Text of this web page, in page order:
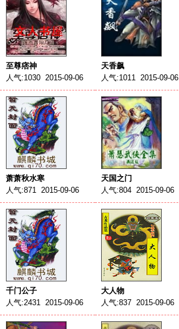
至尊痞神
人气:1030 2015-09-06
天香飙
人气:1011 2015-09-06
萧萧秋水寒
人气:871 2015-09-06
天国之门
人气:804 2015-09-06
千门公子
人气:2431 2015-09-06
大人物
人气:837 2015-09-06